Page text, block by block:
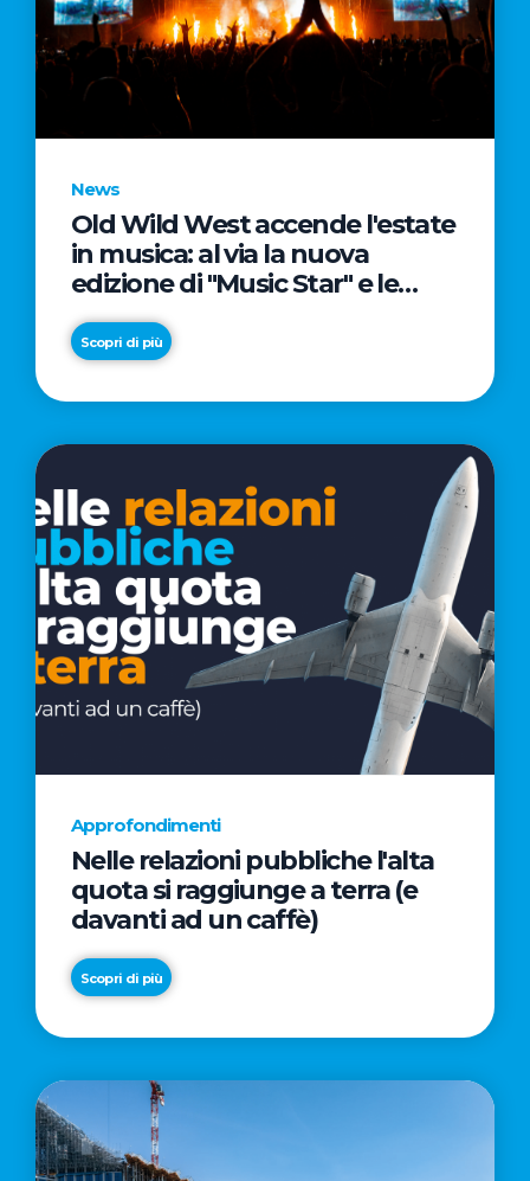
News
Old Wild West accende l'estate
in musica: al via la nuova
edizione di "Music Star" e le
prestigiose partnership con
Radio Italia e Live Nation
Scopri di più
Approfondimenti
Nelle relazioni pubbliche l'alta
quota si raggiunge a terra (e
davanti ad un caffè)
Scopri di più